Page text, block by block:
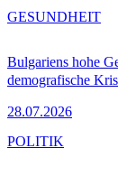
Bulgariens hohe
demografische
28.07.2026
GESUNDHEIT
POLITIK